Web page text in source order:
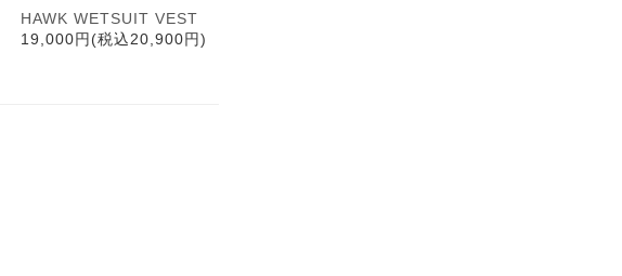
HAWK WETSUIT VEST
19,000円(税込20,900円)